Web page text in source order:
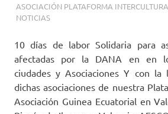
10 NOVIEMBRE, 2024
ASOCIACIÓN PLATAFORMA
NOTICIAS
10 días de labor Solidaria para
afectadas por la DANA en en
ciudades y Asociaciones Y con la
dichas asociaciones de nuestra
Asociación Guinea Ecuatorial en